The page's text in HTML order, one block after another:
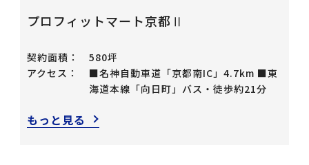
プロフィットマート京都Ⅱ
契約面積：
580坪
アクセス：
■名神自動車道「京都南IC」4.7km ■東
海道本線「向日町」バス・徒歩約21分
もっと見る